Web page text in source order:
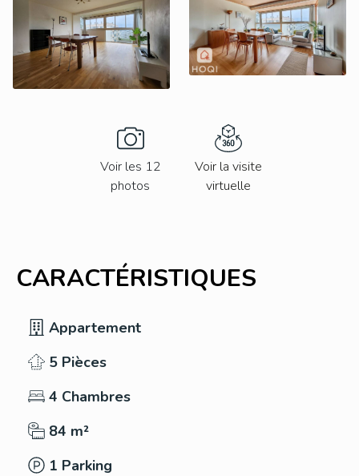
Voir les 12
photos
Voir la visite
virtuelle
CARACTÉRISTIQUES
Appartement
5 Pièces
4 Chambres
84 m²
1 Parking